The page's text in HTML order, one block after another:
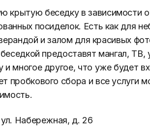
крытую беседку в зависимости
посиделок. Есть как для
и залом для красивых
предоставят мангал, ТВ,
многое другое, что уже будет
пробкового сбора и все услуги
Набережная, д. 26